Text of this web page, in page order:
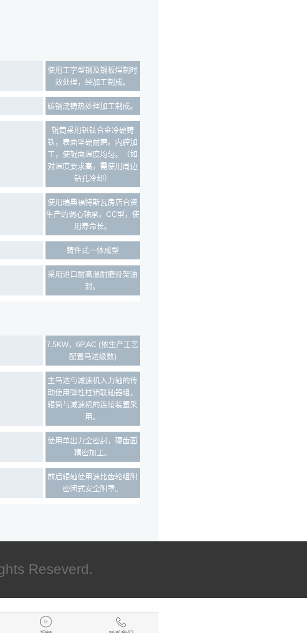
使用工字型钢及钢板焊制时
效处理，经加工制成。
碳钢浇铸热处理加工制成。
辊筒采用钒钛合金冷硬铸
铁，表面坚硬耐磨。内腔加
工，使辊面温度均匀。（如
对温度要求高，需使用周边
钻孔冷却）
使用瑞典福特斯瓦房店合资
生产的调心轴承，CC型，使
用寿命长。
铸件式一体成型
采用进口耐高温耐磨骨架油
封。
7.5KW，6P,AC (依生产工艺
配置马达级数)
主马达与减速机入力轴的传
动使用弹性柱销联轴器组，
辊筒与减速机的连接装置采
用。
使用单出力全密封，硬齿面
精密加工。
前后辊轴使用速比齿轮组附
密闭式安全附罩。
Reseverd.